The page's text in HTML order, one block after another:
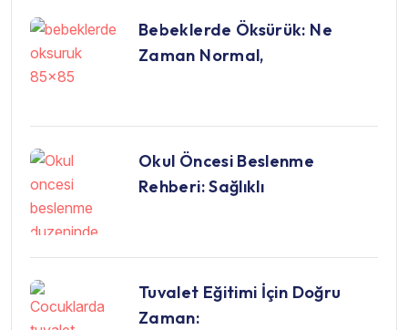
Bebeklerde Öksürük: Ne
Zaman Normal,
Okul Öncesi Beslenme
Rehberi: Sağlıklı
Tuvalet Eğitimi İçin Doğru
Zaman: